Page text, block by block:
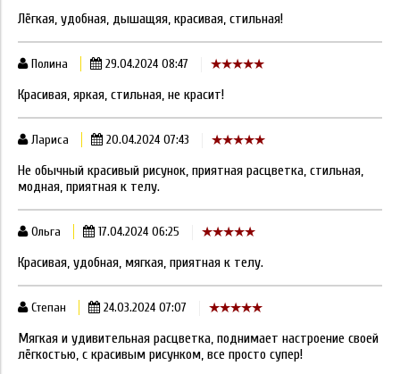
Лёгкая, удобная, дышащяя, красивая, стильная!
Полина 29.04.2024 08:47
Красивая, яркая, стильная, не красит!
Лариса 20.04.2024 07:43
Не обычный красивый рисунок, приятная расцветка, стильная,
модная, приятная к телу.
Ольга 17.04.2024 06:25
Красивая, удобная, мягкая, приятная к телу.
Степан 24.03.2024 07:07
Мягкая и удивительная расцветка, поднимает настроение своей
лёгкостью, с красивым рисунком, все просто супер!